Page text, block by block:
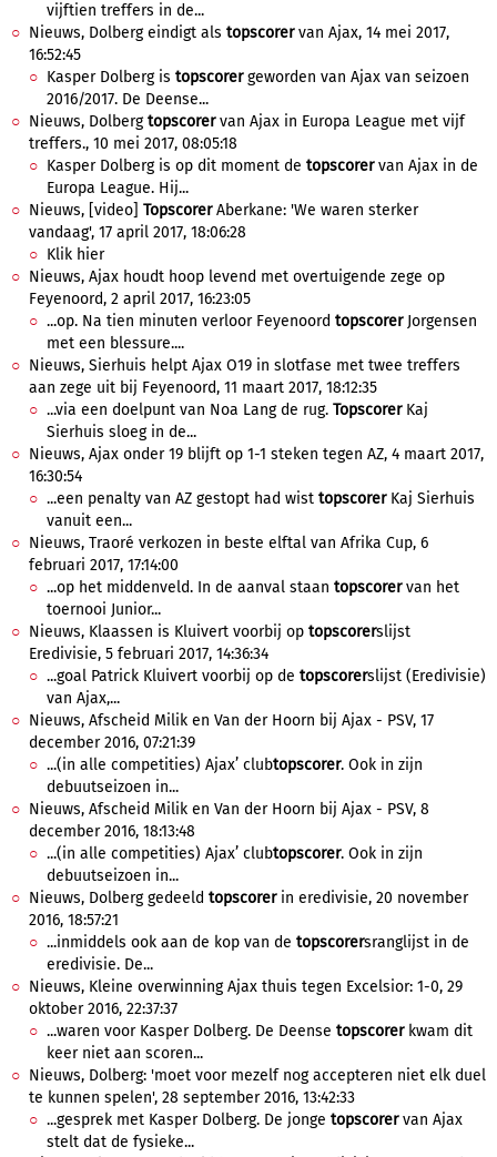
vijftien treffers in de...
Nieuws, Dolberg eindigt als topscorervan Ajax, 14 mei 2017,
16:52:45
Kasper Dolberg is topscorergeworden van Ajax van seizoen
2016/2017. De Deense...
Nieuws, Dolbergtopscorervan Ajax in Europa League met vijf
treffers., 10 mei 2017, 08:05:18
Kasper Dolberg is op dit moment de topscorervan Ajax in de
Europa League. Hij...
Nieuws, [video] TopscorerAberkane: 'We waren sterker
vandaag', 17 april 2017, 18:06:28
Klik hier
Nieuws, Ajax houdt hoop levend met overtuigende zege op
Feyenoord, 2 april 2017, 16:23:05
...op. Na tien minuten verloor Feyenoord topscorerJorgensen
met een blessure....
Nieuws, Sierhuis helpt Ajax O19 in slotfase met twee treffers
aan zege uit bij Feyenoord, 11 maart 2017, 18:12:35
...via een doelpunt van Noa Lang de rug. TopscorerKaj
Sierhuis sloeg in de...
Nieuws, Ajax onder 19 blijft op 1-1 steken tegen AZ, 4 maart 2017,
16:30:54
...een penalty van AZ gestopt had wist topscorerKaj Sierhuis
vanuit een...
Nieuws, Traoré verkozen in beste elftal van Afrika Cup, 6
februari 2017, 17:14:00
...op het middenveld. In de aanval staan topscorervan het
toernooi Junior...
Nieuws, Klaassen is Kluivert voorbij op topscorerslijst
Eredivisie, 5 februari 2017, 14:36:34
...goal Patrick Kluivert voorbij op de topscorerslijst (Eredivisie)
van Ajax,...
Nieuws, Afscheid Milik en Van der Hoorn bij Ajax - PSV, 17
december 2016, 07:21:39
...(in alle competities) Ajax’ clubtopscorer. Ook in zijn
debuutseizoen in...
Nieuws, Afscheid Milik en Van der Hoorn bij Ajax - PSV, 8
december 2016, 18:13:48
...(in alle competities) Ajax’ clubtopscorer. Ook in zijn
debuutseizoen in...
Nieuws, Dolberg gedeeld topscorerin eredivisie, 20 november
2016, 18:57:21
...inmiddels ook aan de kop van de topscorersranglijst in de
eredivisie. De...
Nieuws, Kleine overwinning Ajax thuis tegen Excelsior: 1-0, 29
oktober 2016, 22:37:37
...waren voor Kasper Dolberg. De Deense topscorerkwam dit
keer niet aan scoren...
Nieuws, Dolberg: 'moet voor mezelf nog accepteren niet elk duel
te kunnen spelen', 28 september 2016, 13:42:33
...gesprek met Kasper Dolberg. De jonge topscorervan Ajax
stelt dat de fysieke...